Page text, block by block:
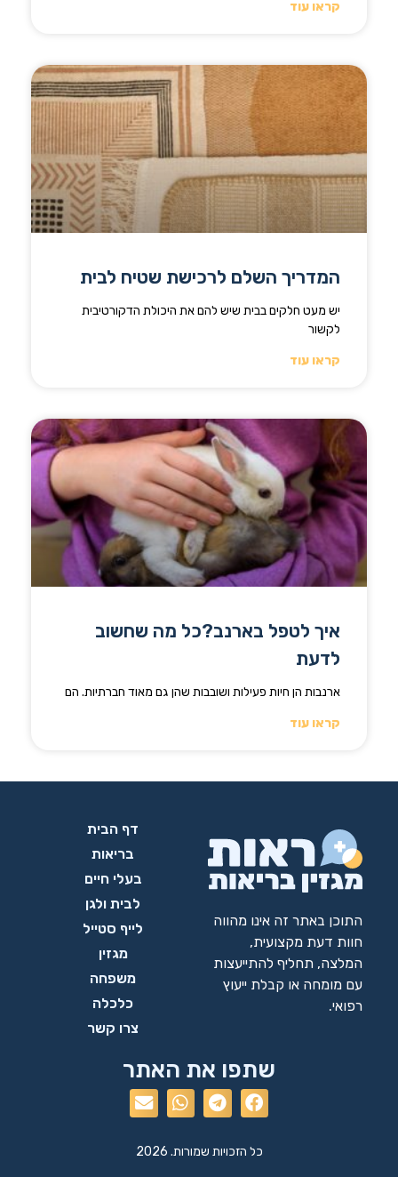
קראו עוד
המדריך השלם לרכישת שטיח לבית
יש מעט חלקים בבית שיש להם את היכולת הדקורטיבית
לקשור
קראו עוד
איך לטפל בארנב?כל מה שחשוב
לדעת
ארנבות הן חיות פעילות ושובבות שהן גם מאוד חברתיות. הם
קראו עוד
התוכן באתר זה אינו מהווה
חוות דעת מקצועית,
המלצה, תחליף להתייעצות
עם מומחה או קבלת ייעוץ
רפואי.
דף הבית
בריאות
בעלי חיים
לבית ולגן
לייף סטייל
מגזין
משפחה
כלכלה
צרו קשר
שתפו את האתר
כל הזכויות שמורות. 2026